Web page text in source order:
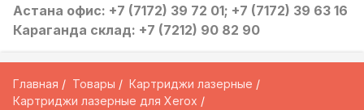
Астана офис: +7 (7172) 39 72 01; +7 (7172) 39 63 16
Караганда склад: +7 (7212) 90 82 90
Главная Товары
Картриджи лазерные
Картриджи лазерные для Xerox